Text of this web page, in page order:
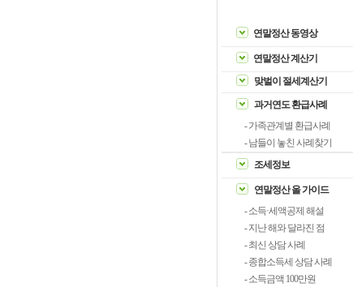
연말정산 동영상
연말정산 계산기
맞벌이 절세계산기
과거연도 환급사례
- 가족관계별 환급사례
- 남들이 놓친 사례찾기
조세정보
연말정산 올 가이드
- 소득·세액공제 해설
- 지난 해와 달라진 점
- 최신 상담 사례
- 종합소득세 상담 사례
- 소득금액 100만원